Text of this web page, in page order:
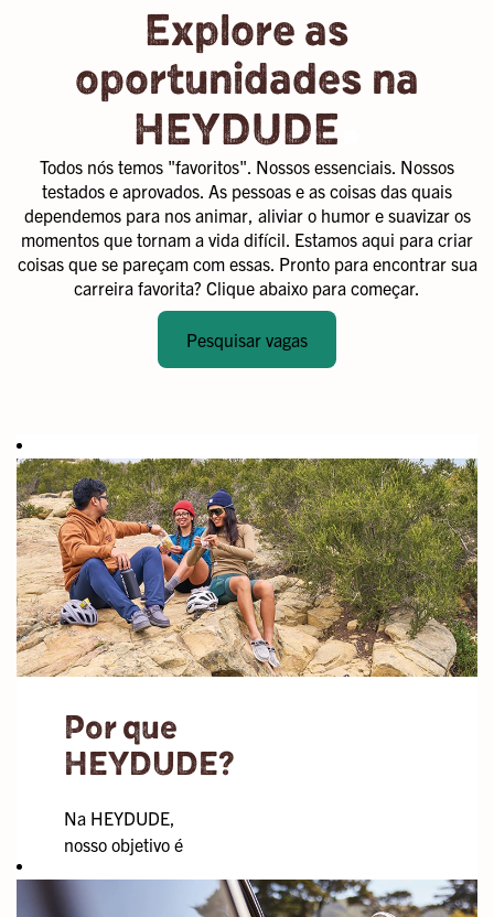
Explore as
oportunidades na
HEYDUDE.
Todos nós temos "favoritos". Nossos essenciais. Nossos
testados e aprovados. As pessoas e as coisas das quais
dependemos para nos animar, aliviar o humor e suavizar os
momentos que tornam a vida difícil. Estamos aqui para criar
coisas que se pareçam com essas. Pronto para encontrar sua
carreira favorita? Clique abaixo para começar.
Pesquisar vagas
Por que
HEYDUDE?
Na HEYDUDE,
nosso objetivo é